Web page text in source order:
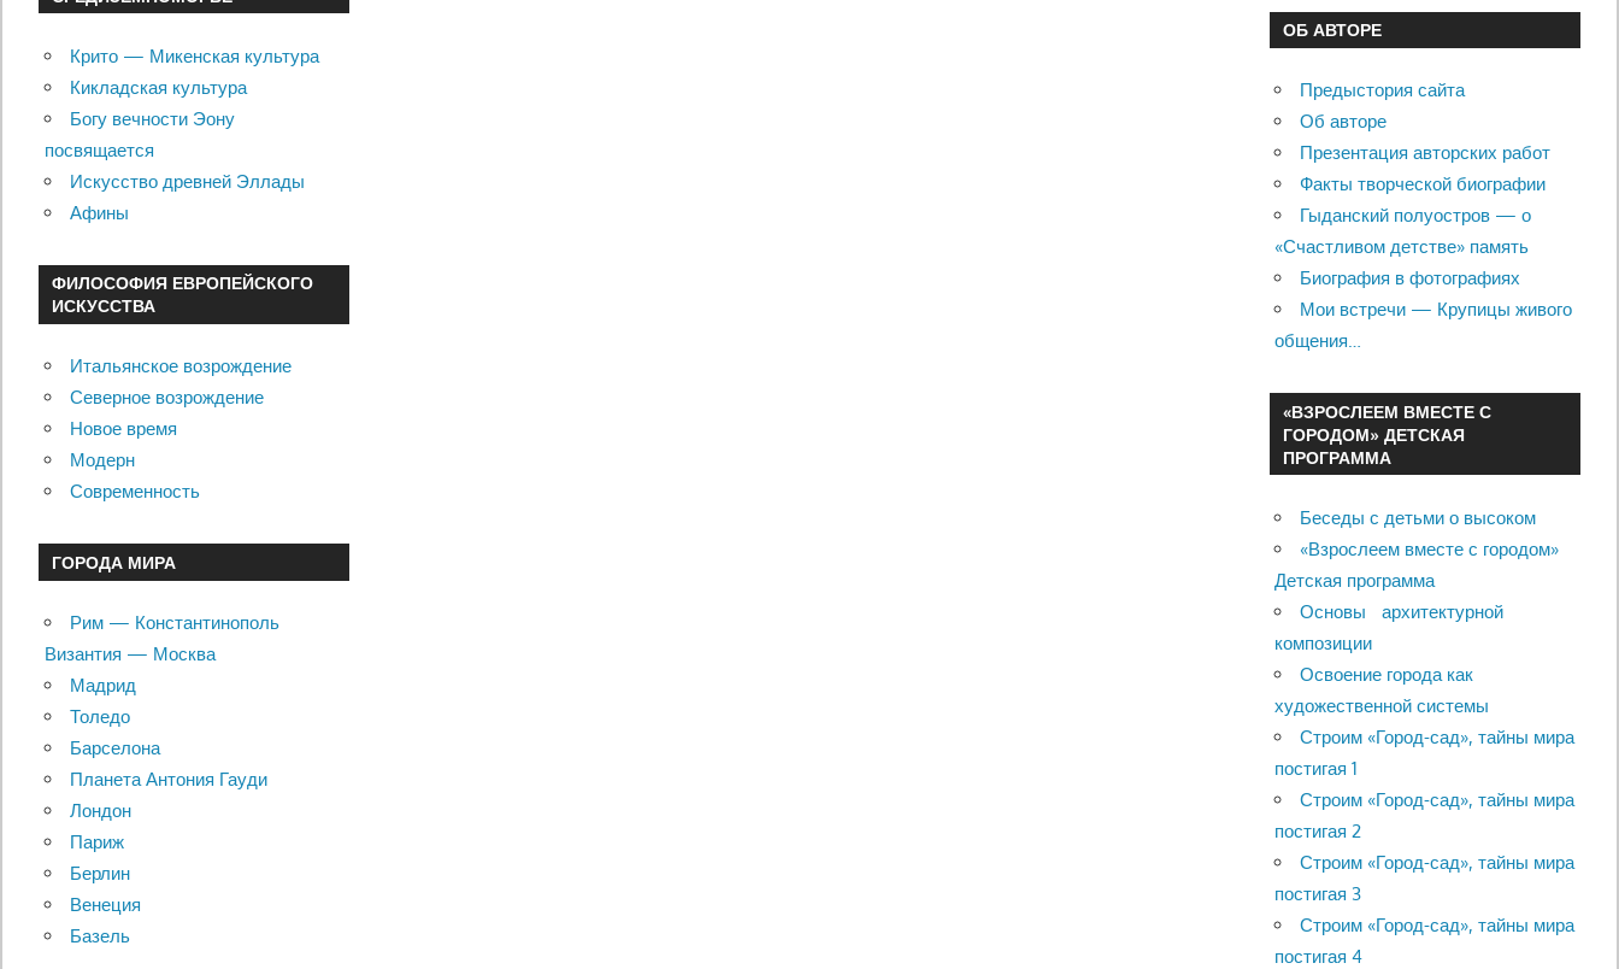
Крито — Микенская культура
Кикладская культура
Богу вечности Эону
посвящается
Искусство древней Эллады
Афины
ФИЛОСОФИЯ ЕВРОПЕЙСКОГО
ИСКУССТВА
Итальянское возрождение
Северное возрождение
Новое время
Модерн
Современность
ГОРОДА МИРА
Рим — Константинополь
Византия — Москва
Мадрид
Толедо
Барселона
Планета Антония Гауди
Лондон
Париж
Берлин
Венеция
Базель
ОБ АВТОРЕ
Предыстория сайта
Об авторе
Презентация авторских работ
Факты творческой биографии
Гыданский полуостров — о
«Счастливом детстве» память
Биография в фотографиях
Мои встречи — Крупицы живого
общения…
«ВЗРОСЛЕЕМ ВМЕСТЕ С
ГОРОДОМ» ДЕТСКАЯ
ПРОГРАММА
Беседы с детьми о высоком
«Взрослеем вместе с городом»
Детская программа
Основы архитектурной
композиции
Освоение города как
художественной системы
Строим «Город-сад», тайны мира
постигая 1
Строим «Город-сад», тайны мира
постигая 2
Строим «Город-сад», тайны мира
постигая 3
Строим «Город-сад», тайны мира
постигая 4